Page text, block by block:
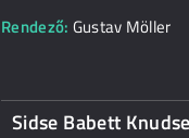
Rendező: Gustav Möller
Sidse Babett